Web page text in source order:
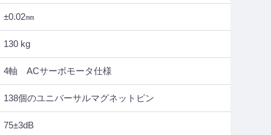
±0.02㎜
130 kg
4軸 ACサーボモータ仕様
138個のユニバーサルマグネットピン
75±3dB